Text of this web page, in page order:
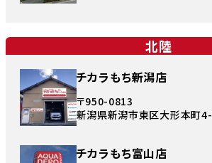
北陸
チカラもち新潟店
〒950-0813
新潟県新潟市東区大形本町
チカラもち富山店